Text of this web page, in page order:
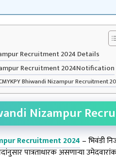
Recruitment 2024 Details
Recruitment 2024Notification
Bhiwandi Nizampur Recruitment
Nizampur
Recruitment 2024 – भिवंडी
पात्रताधारक असणाऱ्या